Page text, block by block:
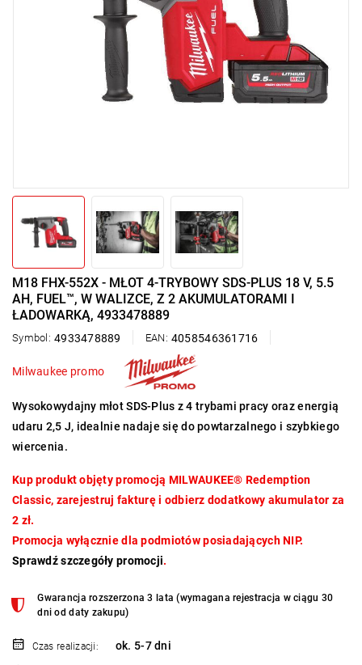
M18 FHX-552X - MŁOT 4-TRYBOWY SDS-PLUS 18 V, 5.5
AH, FUEL™, W WALIZCE, Z 2 AKUMULATORAMI I
ŁADOWARKĄ, 4933478889
Symbol: 4933478889 EAN: 4058546361716
Milwaukee promo
Wysokowydajny młot SDS-Plus z 4 trybami pracy oraz energią
udaru 2,5 J, idealnie nadaje się do powtarzalnego i szybkiego
wiercenia.
Kup produkt objęty promocją MILWAUKEE® Redemption
Classic, zarejestruj fakturę i odbierz dodatkowy akumulator za
2 zł.
Promocja wyłącznie dla podmiotów posiadających NIP.
Sprawdź szczegóły promocji.
Gwarancja rozszerzona 3 lata (wymagana rejestracja w ciągu 30
dni od daty zakupu)
Czas realizacji: ok. 5-7 dni